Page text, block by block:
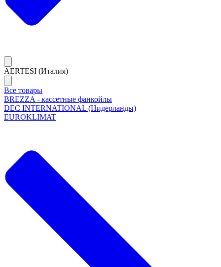
AERTESI (Италия)
Все товары
BREZZA - кассетные фанкойлы
DEC INTERNATIONAL (Нидерланды)
EUROKLIMAT